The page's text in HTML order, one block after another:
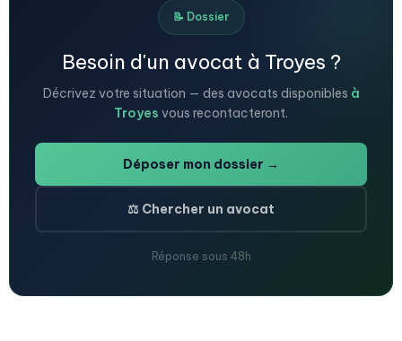
📝 Dossier
Besoin d'un avocat à Troyes ?
Décrivez votre situation — des avocats disponibles à
Troyes vous recontacteront.
Déposer mon dossier →
⚖️ Chercher un avocat
Réponse sous 48h